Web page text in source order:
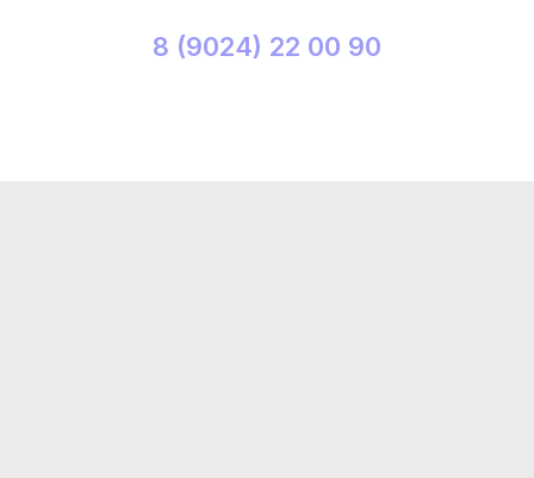
8 (9024) 22 00 90